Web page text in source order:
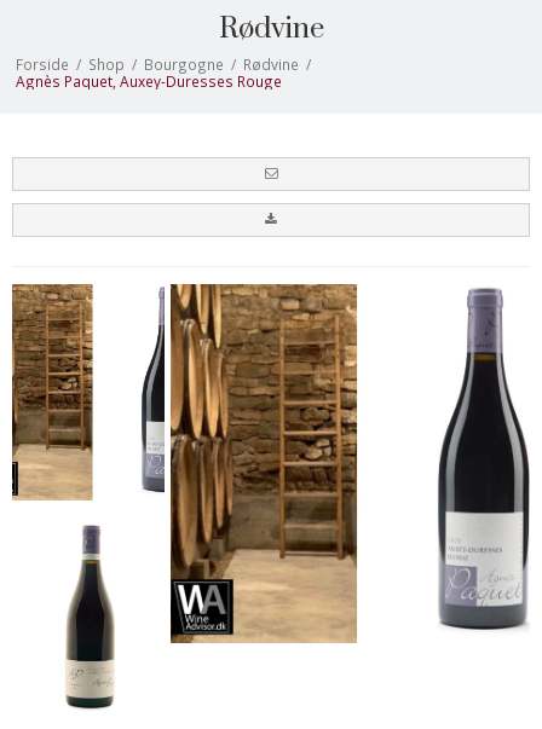
Rødvine
Forside / Shop / Bourgogne / Rødvine /
Agnès Paquet, Auxey-Duresses Rouge